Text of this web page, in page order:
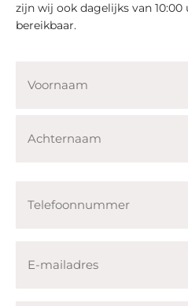
zijn wij ook dagelijks van 10:00
bereikbaar.
mailadres